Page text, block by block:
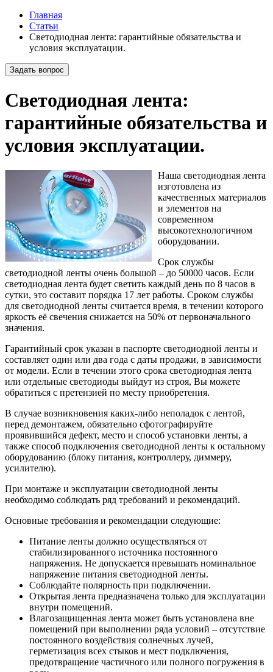
Главная
Статьи
Светодиодная лента: гарантийные обязательства и
условия эксплуатации.
Задать вопрос
Светодиодная лента:
гарантийные обязательства и
условия эксплуатации.
Наша светодиодная лента
изготовлена из
качественных материалов
и элементов на
современном
высокотехнологичном
оборудовании.
Срок службы
светодиодной ленты очень большой – до 50000 часов. Если
светодиодная лента будет светить каждый день по 8 часов в
сутки, это составит порядка 17 лет работы. Сроком службы
для светодиодной ленты считается время, в течении которого
яркость её свечения снижается на 50% от первоначального
значения.
Гарантийный срок указан в паспорте светодиодной ленты и
составляет один или два года с даты продажи, в зависимости
от модели. Если в течении этого срока светодиодная лента
или отдельные светодиоды выйдут из строя, Вы можете
обратиться с претензией по месту приобретения.
В случае возникновения каких-либо неполадок с лентой,
перед демонтажем, обязательно сфотографируйте
проявившийся дефект, место и способ установки ленты, а
также способ подключения светодиодной ленты к остальному
оборудованию (блоку питания, контроллеру, диммеру,
усилителю).
При монтаже и эксплуатации светодиодной ленты
необходимо соблюдать ряд требований и рекомендаций.
Основные требования и рекомендации следующие:
Питание ленты должно осуществляться от
стабилизированного источника постоянного
напряжения. Не допускается превышать номинальное
напряжение питания светодиодной ленты.
Соблюдайте полярность при подключении.
Открытая лента предназначена только для эксплуатации
внутри помещений.
Влагозащищенная лента может быть установлена вне
помещений при выполнении ряда условий – отсутствие
постоянного воздействия солнечных лучей,
герметизация всех стыков и мест подключения,
предотвращение частичного или полного погружения в